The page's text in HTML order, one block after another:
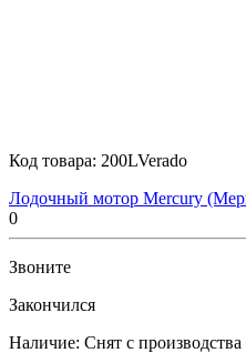
Код товара: 200LVerado
Лодочный мотор Mercury
0
Звоните
Закончился
Наличие: Снят с производства